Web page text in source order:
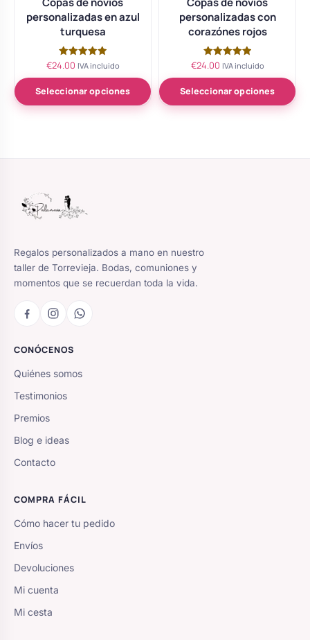
personalizadas en azul
turquesa
Valorado
5.00
de 5
€24.00 IVA incluido
Seleccionar opciones
personalizadas con
corazónes rojos
Valorado
5.00
de 5
€24.00 IVA incluido
Seleccionar opciones
Regalos personalizados a mano en nuestro
taller de Torrevieja. Bodas, comuniones y
momentos que se recuerdan toda la vida.
CONÓCENOS
Quiénes somos
Testimonios
Premios
Blog e ideas
Contacto
COMPRA FÁCIL
Cómo hacer tu pedido
Envíos
Devoluciones
Mi cuenta
Mi cesta